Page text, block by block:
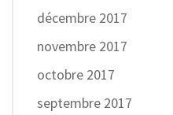
décembre 2017
novembre 2017
octobre 2017
septembre 2017